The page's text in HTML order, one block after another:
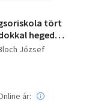
tört
hegedűre
kezdő foktól a
német nyelvű!
József
ár: